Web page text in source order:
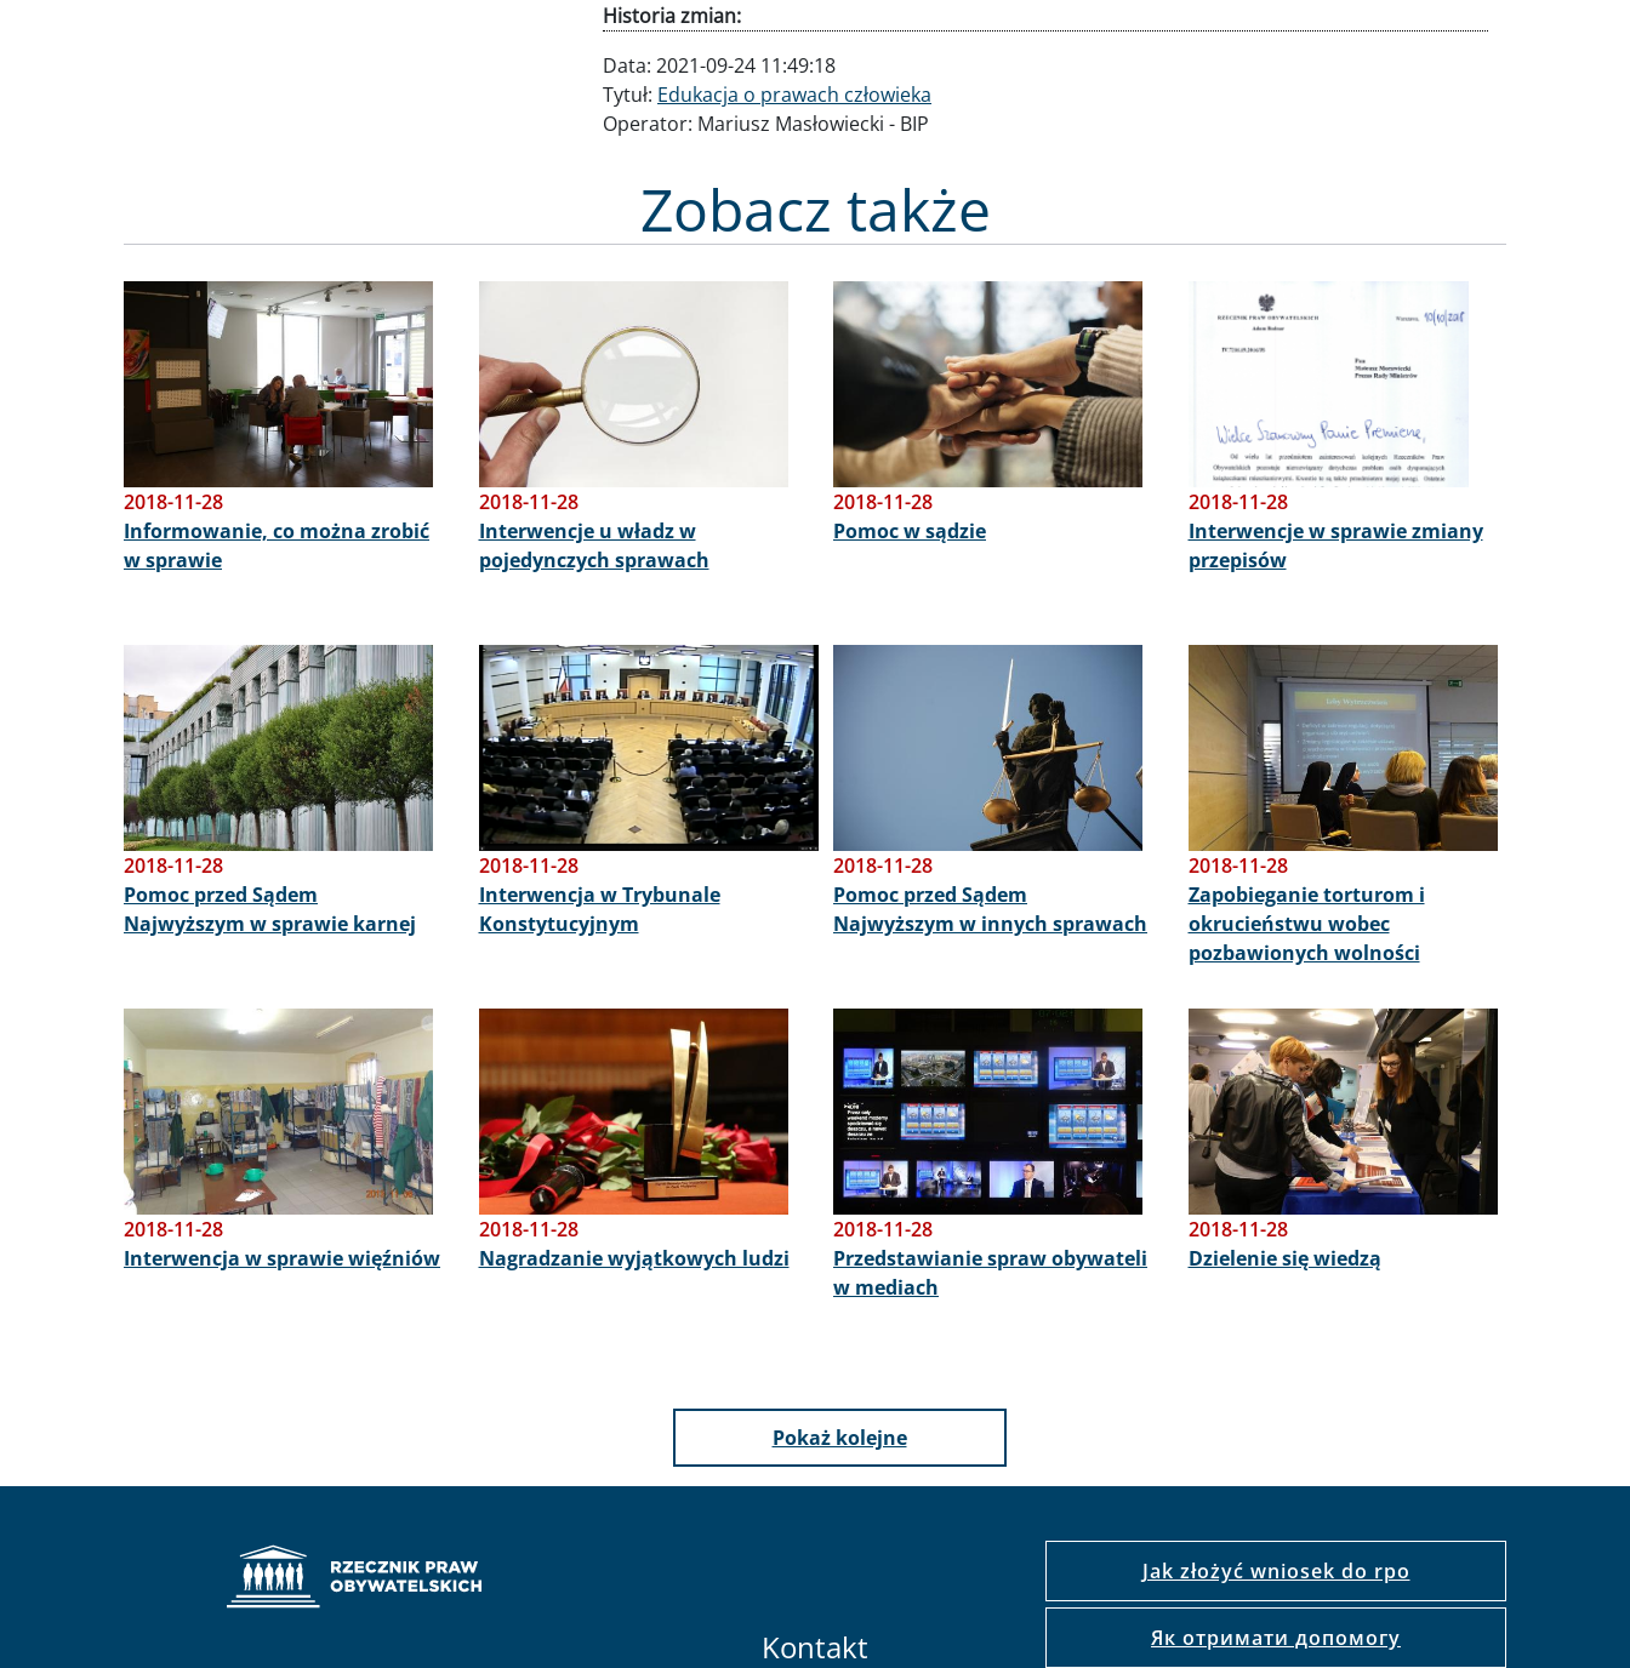
Historia zmian:
Data: 2021-09-24 11:49:18
Tytuł: Edukacja o prawach człowieka
Operator: Mariusz Masłowiecki - BIP
Zobacz także
Obraz
2018-11-28
Informowanie, co można zrobić
w sprawie
2018-11-28
Interwencje u władz w
pojedynczych sprawach
Obraz
2018-11-28
Pomoc w sądzie
2018-11-28
Interwencje w sprawie zmiany
przepisów
2018-11-28
Pomoc przed Sądem
Najwyższym w sprawie karnej
Obraz
2018-11-28
Interwencja w Trybunale
Konstytucyjnym
2018-11-28
Pomoc przed Sądem
Najwyższym w innych sprawach
Obraz
2018-11-28
Zapobieganie torturom i
okrucieństwu wobec
pozbawionych wolności
Obraz
2018-11-28
Interwencja w sprawie więźniów
2018-11-28
Nagradzanie wyjątkowych ludzi
2018-11-28
Przedstawianie spraw obywateli
w mediach
Obraz
2018-11-28
Dzielenie się wiedzą
Pokaż kolejne
Kontakt
Jak złożyć wniosek do rpo
Як отримати допомогу